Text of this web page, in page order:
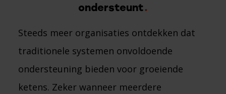
ondersteunt
Steeds meer organisaties ontdekken dat
traditionele systemen onvoldoende
ondersteuning bieden voor groeiende
ketens. Zeker wanneer meerdere